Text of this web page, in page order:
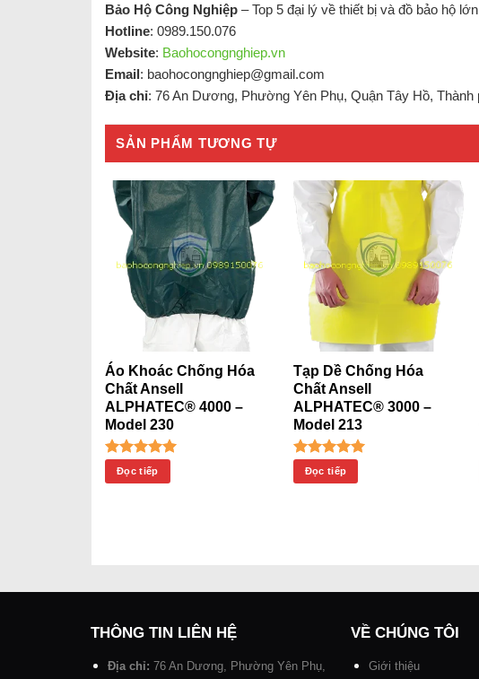
Bảo Hộ Công Nghiệp – Top 5 đại lý về thiết bị và đồ bảo hộ
Hotline: 0989.150.076
Website: Baohocongnghiep.vn
Email: baohocongnghiep@gmail.com
Địa chỉ: 76 An Dương, Phường Yên Phụ, Quận Tây Hồ, Thành
SẢN PHẨM TƯƠNG TỰ
Áo Khoác Chống Hóa
Chất Ansell
ALPHATEC® 4000 –
Model 230
Được xếp
hạng5.00
Đọc tiếp
Tạp Dề Chống Hóa
Chất Ansell
ALPHATEC® 3000 –
Model 213
Được xếp
hạng5.00
Đọc tiếp
THÔNG TIN LIÊN HỆ
Địa chỉ: 76 An Dương, Phường Yên Phụ,
VỀ CHÚNG TÔI
Giới thiệu